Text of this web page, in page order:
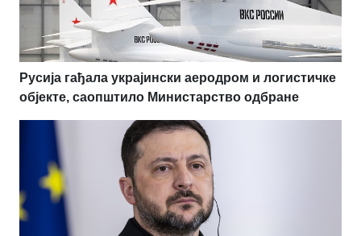
Русија гађала украјински аеродром и логистичке
објекте, саопштило Министарство одбране